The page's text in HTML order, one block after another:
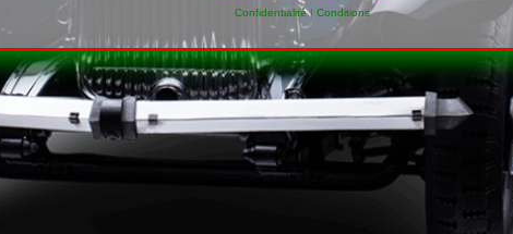
Confidentialité| Conditions